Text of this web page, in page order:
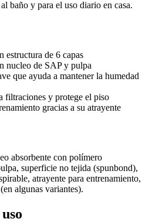
baño y para el uso diario en casa.
estructura de 6 capas
nucleo de SAP y pulpa
que ayuda a mantener la humedad
filtraciones y protege el piso
gracias a su atrayente
absorbente con polímero
superficie no tejida (spunbond),
atrayente para entrenamiento,
algunas variantes).